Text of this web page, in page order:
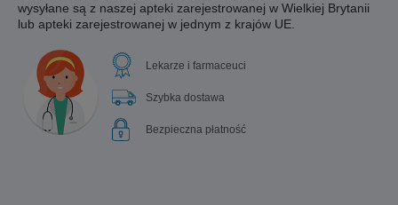
wysyłane są z naszej apteki zarejestrowanej w Wielkiej Brytanii
lub apteki zarejestrowanej w jednym z krajów UE.
Lekarze i farmaceuci
Szybka dostawa
Bezpieczna płatność